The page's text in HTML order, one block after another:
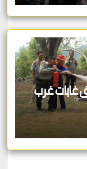
غابات غرب